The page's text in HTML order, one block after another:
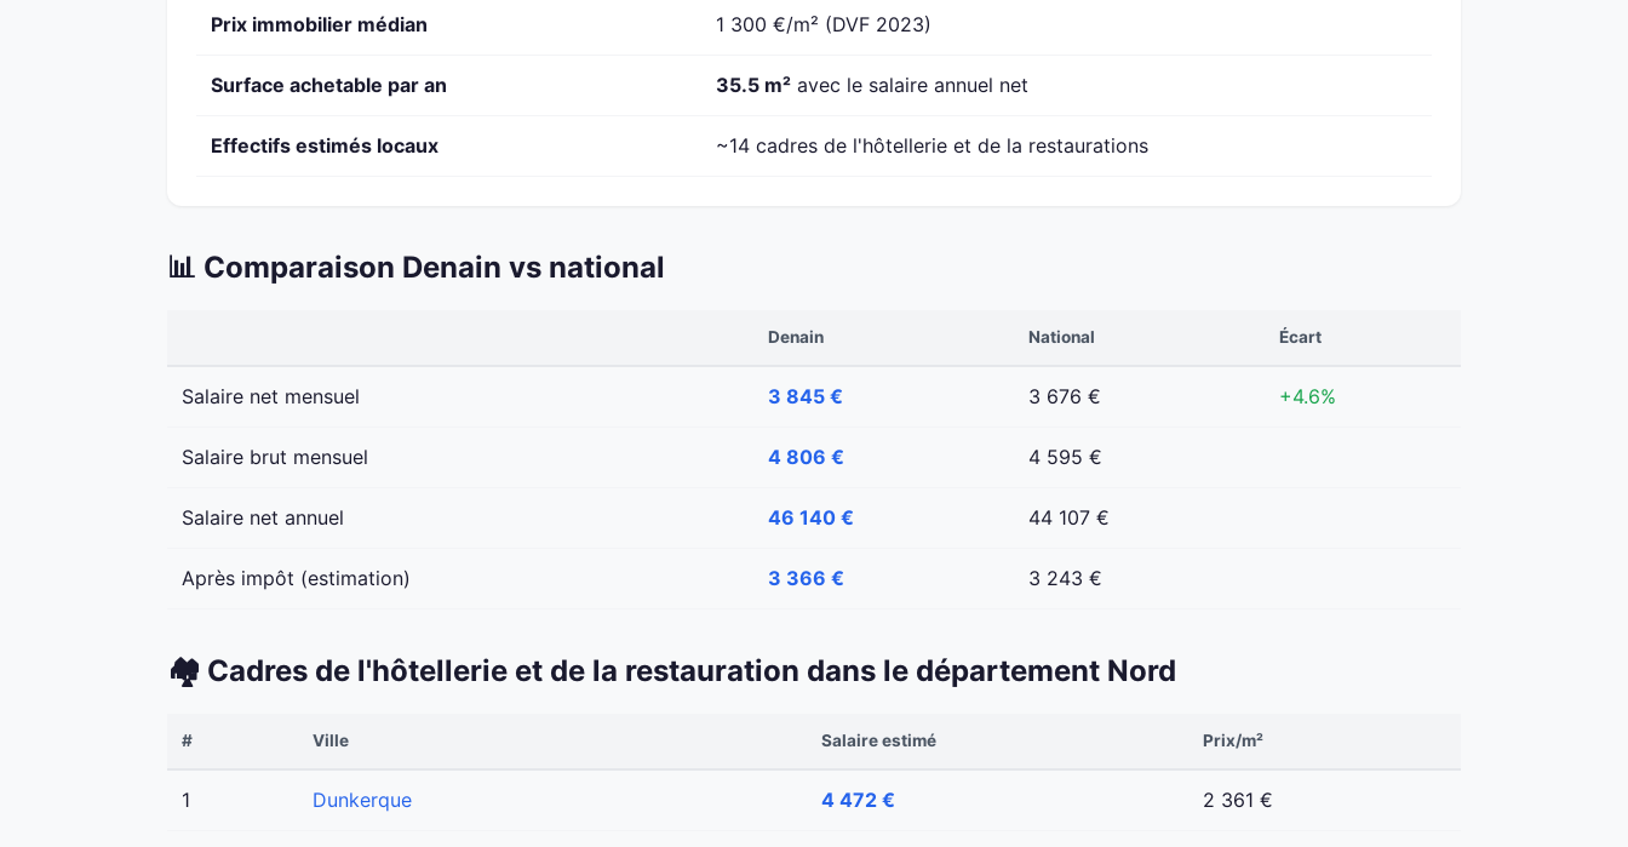
Prix immobilier médian 1 300 €/m² (DVF 2023)
Surface achetable par an 35.5 m² avec le salaire annuel net
Effectifs estimés locaux ~14 cadres de l'hôtellerie et de la restaurations
📊 Comparaison Denain vs national
Denain National Écart
Salaire net mensuel 3 845 € 3 676 € +4.6%
Salaire brut mensuel 4 806 € 4 595 €
Salaire net annuel 46 140 € 44 107 €
Après impôt (estimation) 3 366 € 3 243 €
🏘️ Cadres de l'hôtellerie et de la restauration dans le département Nord
# Ville Salaire estimé Prix/m²
1 Dunkerque 4 472 € 2 361 €